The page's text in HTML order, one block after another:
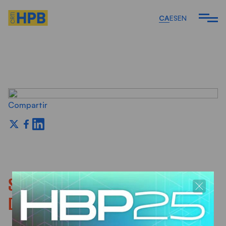
CAESEN
I
Compartir
SOCIETAT CATALANA D’ENDOSCOPIA
DIGESTIVA MÈDICO-QUIRÚRGICA